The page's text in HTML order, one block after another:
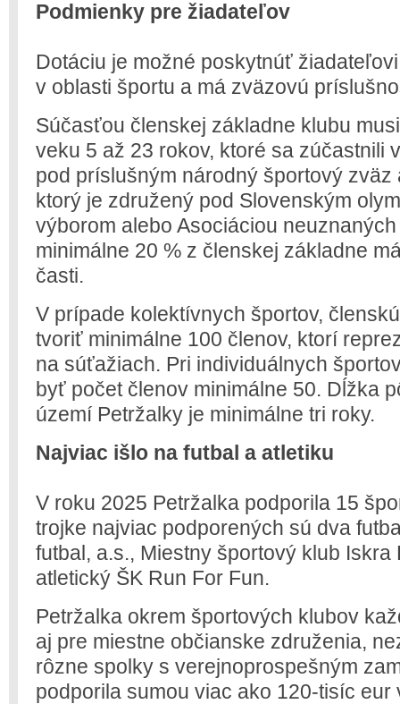
Podmienky pre žiadateľov
Dotáciu je možné poskytnúť
v oblasti športu a má zväzovú
Súčasťou členskej základne klubu
veku 5 až 23 rokov, ktoré sa zúčastnili
pod príslušným národný športový
ktorý je združený pod Slovenským
výborom alebo Asociáciou
minimálne 20 % z členskej základne
časti.
V prípade kolektívnych športov,
tvoriť minimálne 100 členov, ktorí
na súťažiach. Pri individuálnych
byť počet členov minimálne 50. Dĺžka
území Petržalky je minimálne tri roky.
Najviac išlo na futbal a atletiku
V roku 2025 Petržalka podporila 15
trojke najviac podporených sú dva
futbal, a.s., Miestny športový klub Iskra
atletický ŠK Run For Fun.
Petržalka okrem športových klubov
aj pre miestne občianske združenia,
rôzne spolky s verejnoprospešným
podporila sumou viac ako 120-tisíc eur